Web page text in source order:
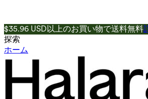
$35.96 USD以上のお買い物で送料無料
探索
ホーム